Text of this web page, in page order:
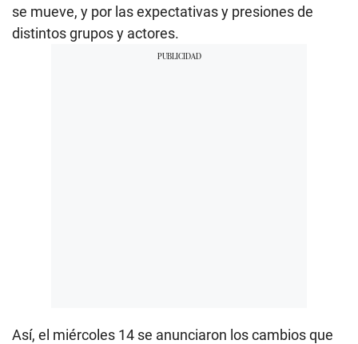
se mueve, y por las expectativas y presiones de
distintos grupos y actores.
Así, el miércoles 14 se anunciaron los cambios que